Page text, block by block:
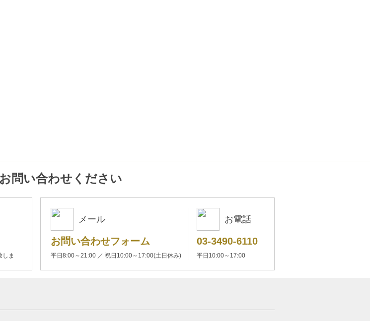
問い合わせください
ま
メール
お問い合わせフォーム
平日8:00～21:00 ／ 祝日10:00～17:00(土日休み)
お電話
03-3490-6110
平日10:00～17:00